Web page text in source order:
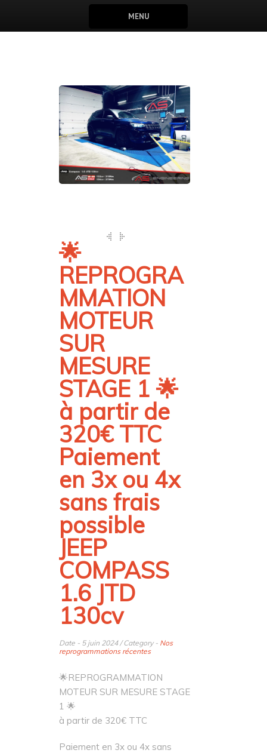
MENU
🌟
REPROGRA
MMATION
MOTEUR
SUR
MESURE
STAGE 1 🌟
à partir de
320€ TTC
Paiement
en 3x ou 4x
sans frais
possible
JEEP
COMPASS
1.6 JTD
130cv
Date - 5 juin 2024 / Category - Nos
reprogrammations récentes
🌟REPROGRAMMATION
MOTEUR SUR MESURE STAGE
1 🌟
à partir de 320€ TTC
Paiement en 3x ou 4x sans